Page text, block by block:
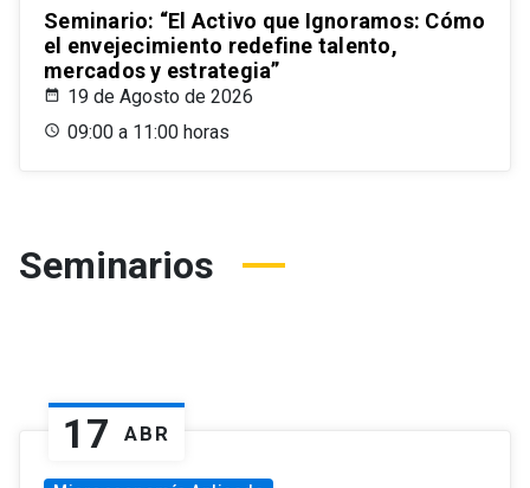
Seminario: “El Activo que Ignoramos: Cómo
el envejecimiento redefine talento,
mercados y estrategia”
19 de Agosto de 2026
09:00 a 11:00 horas
Seminarios
17 ABR